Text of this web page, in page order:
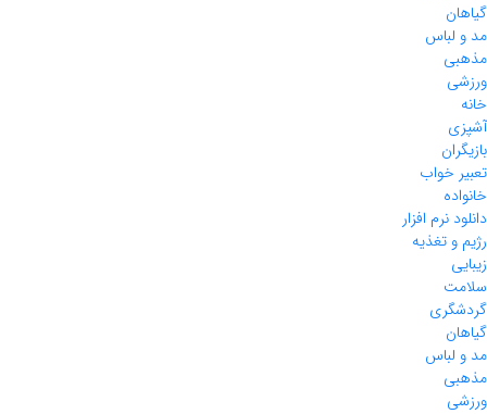
گیاهان
مد و لباس
مذهبی
ورزشی
خانه
آشپزی
بازیگران
تعبیر خواب
خانواده
دانلود نرم افزار
رژیم و تغذیه
زیبایی
سلامت
گردشگری
گیاهان
مد و لباس
مذهبی
ورزشی